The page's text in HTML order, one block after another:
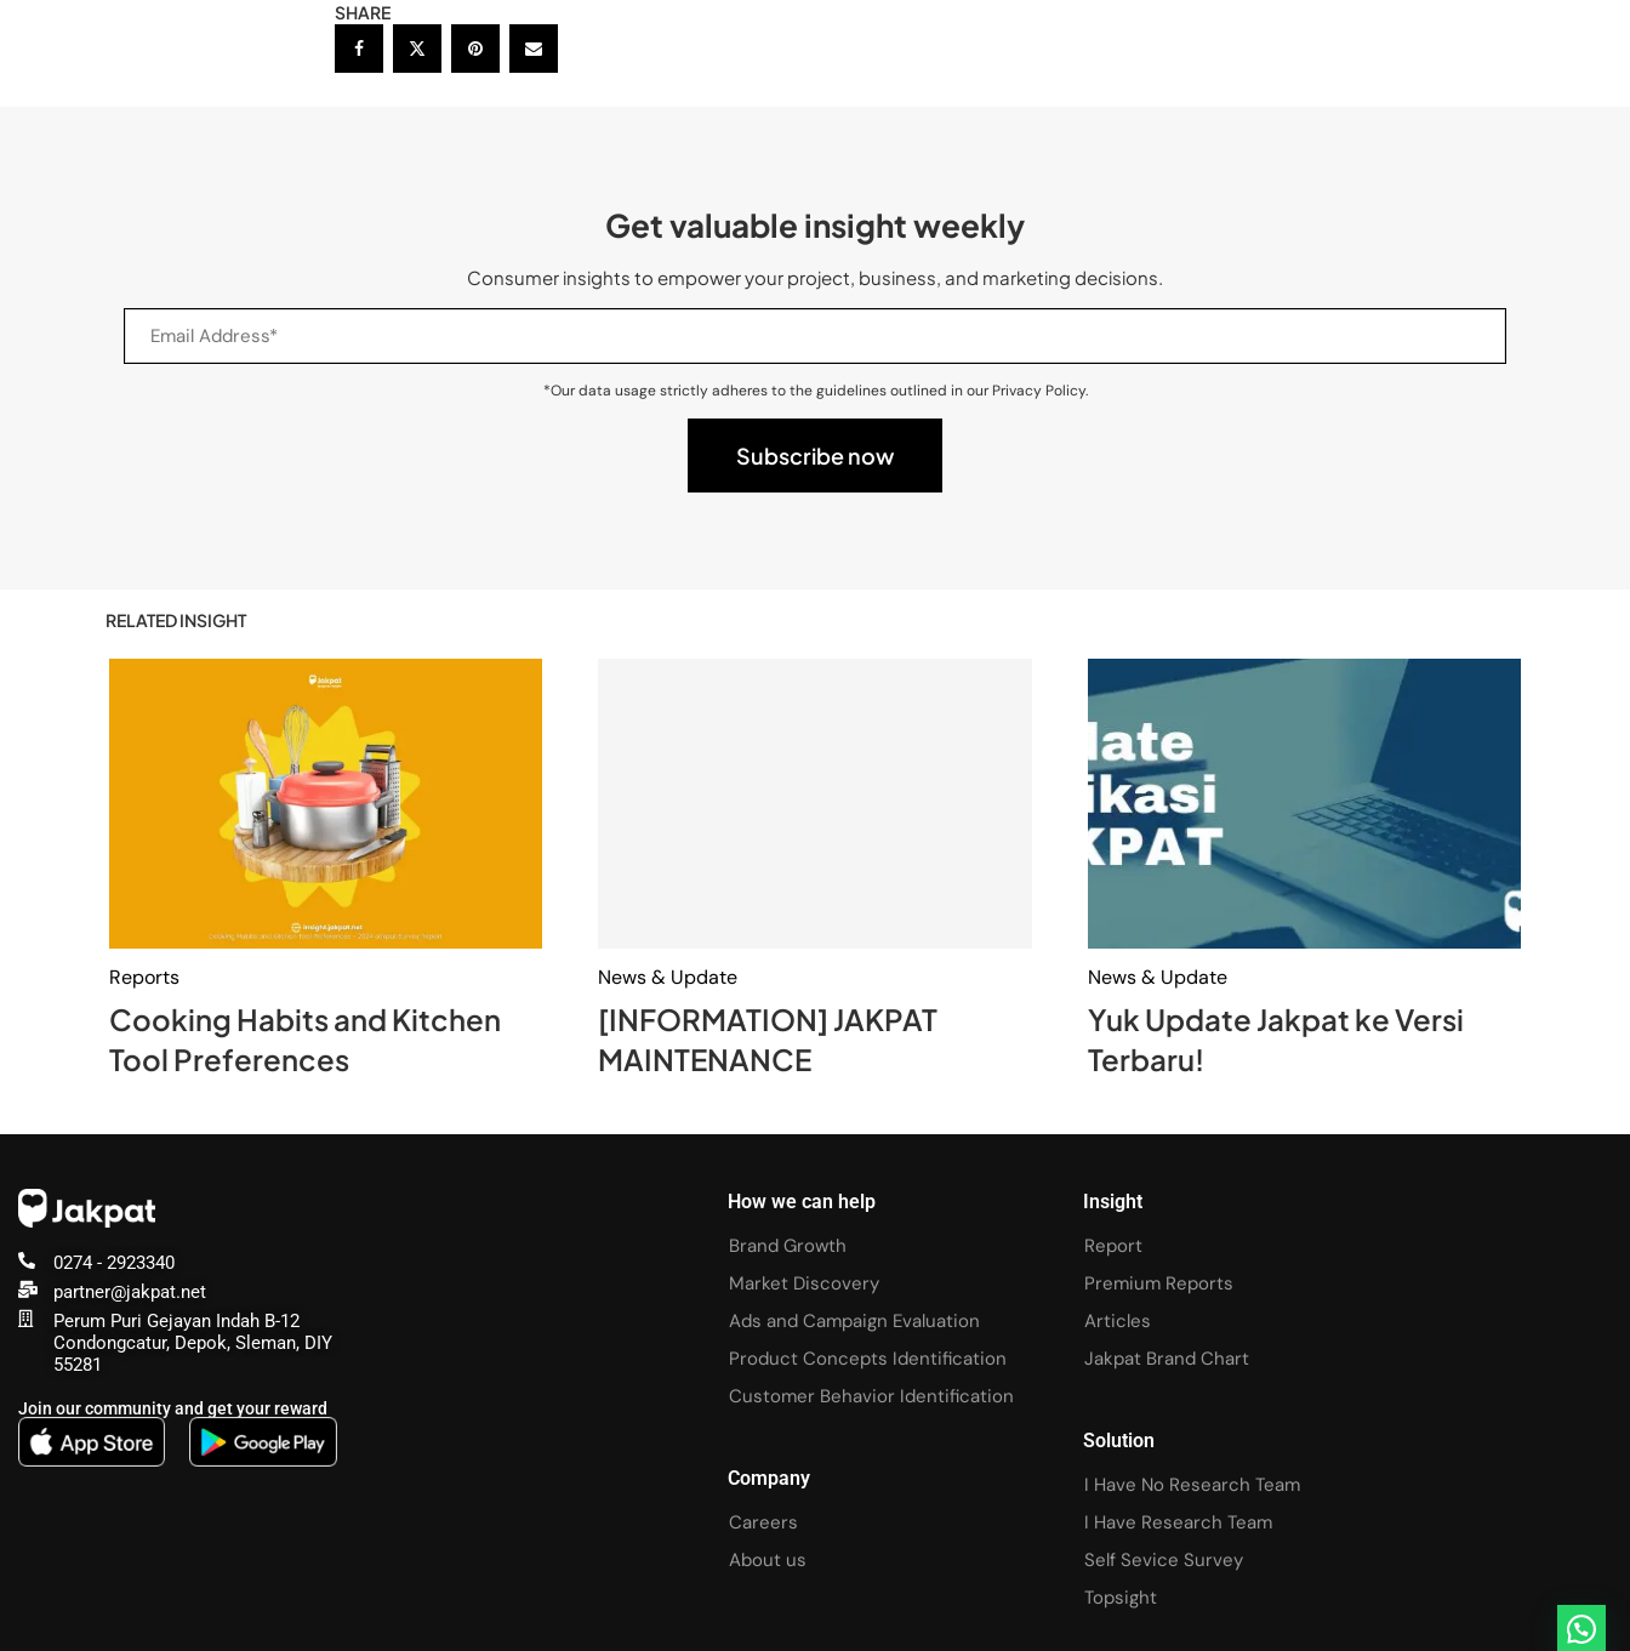
SHARE
Get valuable insight weekly
Consumer insights to empower your project, business, and marketing decisions.
*Our data usage strictly adheres to the guidelines outlined in our Privacy Policy.
RELATED INSIGHT
Reports
Cooking Habits and Kitchen
Tool Preferences
News & Update
[INFORMATION] JAKPAT
MAINTENANCE
News & Update
Yuk Update Jakpat ke Versi
Terbaru!
0274 - 2923340
partner@jakpat.net
Perum Puri Gejayan Indah B-12
Condongcatur, Depok, Sleman, DIY
55281
Join our community and get your reward
How we can help
Brand Growth
Market Discovery
Ads and Campaign Evaluation
Product Concepts Identification
Customer Behavior Identification
Company
Careers
About us
Insight
Report
Premium Reports
Articles
Jakpat Brand Chart
Solution
I Have No Research Team
I Have Research Team
Self Sevice Survey
Topsight